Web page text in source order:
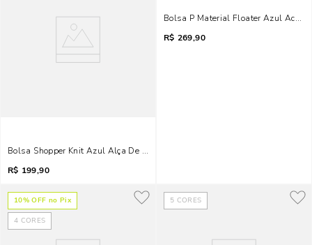
Bolsa Shopper Knit Azul Alça De Ombro
R$ 199,90
Bolsa P Material Floater Azul Acqua
R$ 269,90
10% OFF no Pix
4 CORES
5 CORES